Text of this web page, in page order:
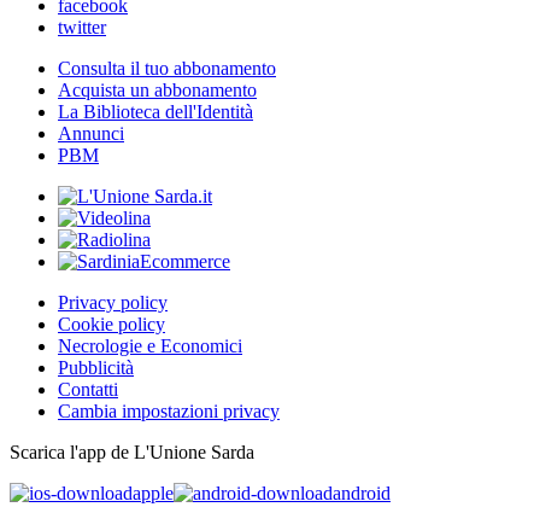
facebook
twitter
Consulta il tuo abbonamento
Acquista un abbonamento
La Biblioteca dell'Identità
Annunci
PBM
Privacy policy
Cookie policy
Necrologie e Economici
Pubblicità
Contatti
Cambia impostazioni privacy
Scarica l'app de L'Unione Sarda
apple
android